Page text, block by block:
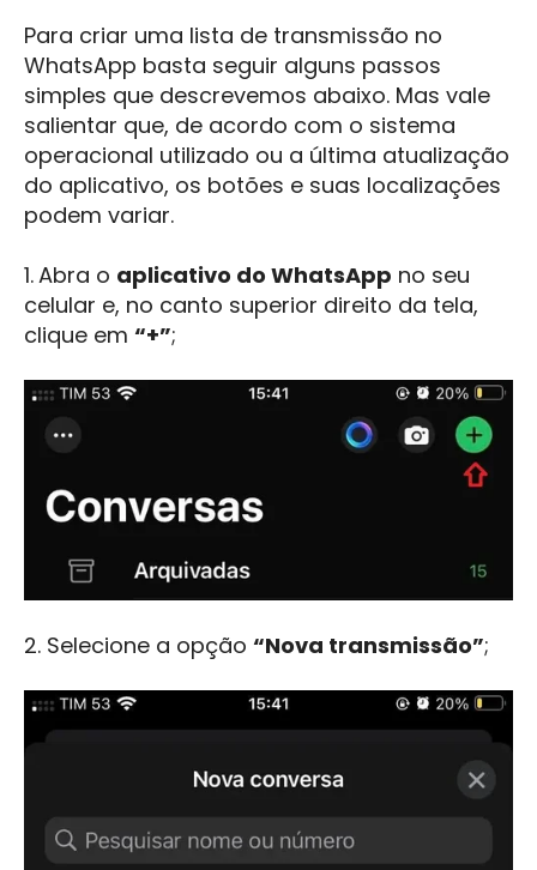
Para criar uma lista de transmissão no
WhatsApp basta seguir alguns passos
simples que descrevemos abaixo. Mas vale
salientar que, de acordo com o sistema
operacional utilizado ou a última atualização
do aplicativo, os botões e suas localizações
podem variar.
1.Abra o aplicativo do WhatsApp no seu
celular e, no canto superior direito da tela,
clique em “+”;
2. Selecione a opção “Nova transmissão”;